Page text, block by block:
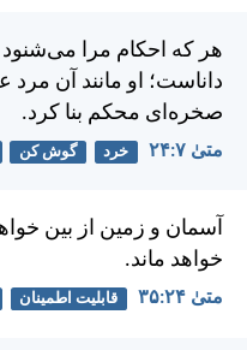
هر كه احكام مرا
داناست؛ او مانند آن
صخره‌ای محكم بنا كرد.
متی‌ٰ ۷:‏۲۴ خرد گوش کن
آسمان و زمين از بين
خواهد ماند.
متی‌ٰ ۲۴:‏۳۵ قابلیت اطمینان